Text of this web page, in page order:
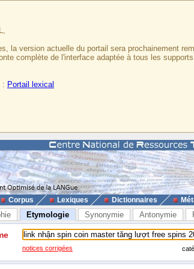
la version actuelle du portail sera prochainement
complète de l'interface adaptée à tous les
: Portail lexical
Corpus Lexiques Dictionnaires
Etymologie Synonymie Antonymie
notices corrigées